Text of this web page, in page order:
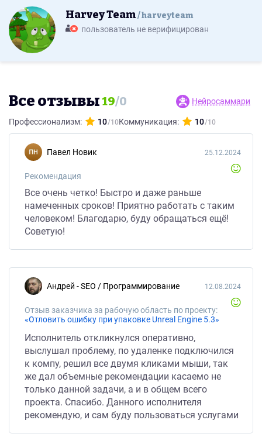
Harvey Team harveyteam
пользователь не верифицирован
Все отзывы19/0 Нейросаммари
Профессионализм: 10 Коммуникация: 10
Павел Новик
Рекомендация
25.12.2024
Все очень четко! Быстро и даже раньше
намеченных сроков! Приятно работать с таким
человеком! Благодарю, буду обращаться ещё!
Советую!
Андрей - SEO / Программирование
Отзыв заказчика за рабочую область по проекту:
«Отловить ошибку при упаковке Unreal Engine 5.3»
12.08.2024
Исполнитель откликнулся оперативно,
выслушал проблему, по удаленке подключился
к компу, решил все двумя кликами мыши, так
же дал объемные рекомендации касаемо не
только данной задачи, а и в общем всего
проекта. Спасибо. Данного исполнителя
рекомендую, и сам буду пользоваться услугами